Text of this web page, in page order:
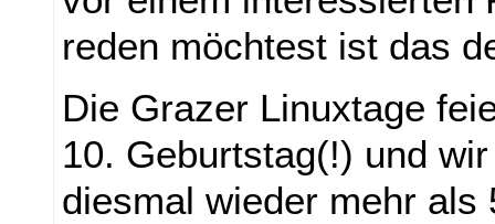
reden möchtest ist das
Die Grazer Linuxtage
10. Geburtstag(!) und
diesmal wieder mehr als